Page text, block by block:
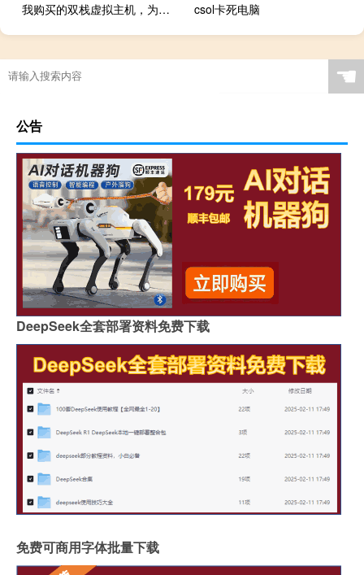
我购买的双栈虚拟主机，为的是支持IPV6，但测试不支持
csol卡死电脑
☚
公告
DeepSeek全套部署资料免费下载
免费可商用字体批量下载